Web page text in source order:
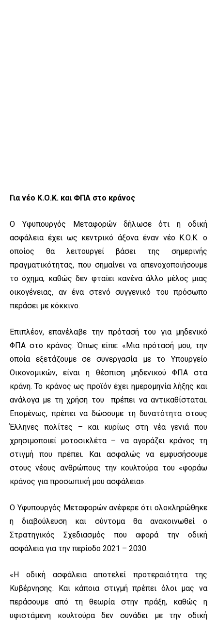
Για νέο Κ.Ο.Κ. και ΦΠΑ στο κράνος
Ο Υφυπουργός Μεταφορών δήλωσε ότι η οδική
ασφάλεια έχει ως κεντρικό άξονα έναν νέο Κ.Ο.Κ. ο
οποίος θα λειτουργεί βάσει της σημερινής
πραγματικότητας, που σημαίνει να απενοχοποιήσουμε
το όχημα, καθώς δεν φταίει κανένα άλλο μέλος μιας
οικογένειας, αν ένα στενό συγγενικό του πρόσωπο
περάσει με κόκκινο.
Επιπλέον, επανέλαβε την πρότασή του για μηδενικό
ΦΠΑ στο κράνος. Όπως είπε: «Μια πρότασή μου, την
οποία εξετάζουμε σε συνεργασία με το Υπουργείο
Οικονομικών, είναι η θέσπιση μηδενικού ΦΠΑ στα
κράνη. Το κράνος ως προϊόν έχει ημερομηνία λήξης και
ανάλογα με τη χρήση του πρέπει να αντικαθίσταται.
Επομένως, πρέπει να δώσουμε τη δυνατότητα στους
Έλληνες πολίτες – και κυρίως στη νέα γενιά που
χρησιμοποιεί μοτοσικλέτα – να αγοράζει κράνος τη
στιγμή που πρέπει. Και ασφαλώς να εμφυσήσουμε
στους νέους ανθρώπους την κουλτούρα του «φοράω
κράνος για προσωπική μου ασφάλεια».
Ο Υφυπουργός Μεταφορών ανέφερε ότι ολοκληρώθηκε
η διαβούλευση και σύντομα θα ανακοινωθεί ο
Στρατηγικός Σχεδιασμός που αφορά την οδική
ασφάλεια για την περίοδο 2021 – 2030.
«Η οδική ασφάλεια αποτελεί προτεραιότητα της
Κυβέρνησης. Και κάποια στιγμή πρέπει όλοι μας να
περάσουμε από τη θεωρία στην πράξη, καθώς η
υφιστάμενη κουλτούρα δεν συνάδει με την οδική